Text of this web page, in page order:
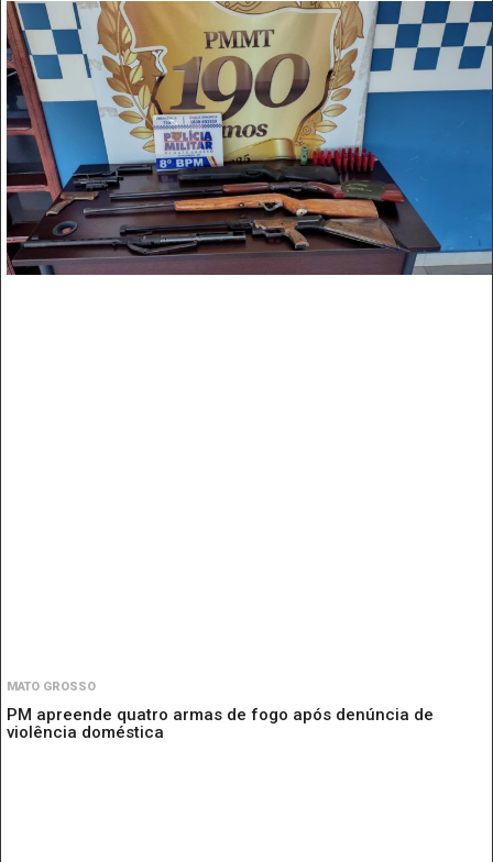
MATO GROSSO
PM apreende quatro armas de fogo após denúncia de
violência doméstica